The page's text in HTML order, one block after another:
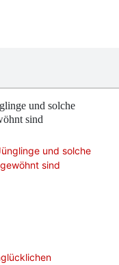
und solche
sind
und solche
sind